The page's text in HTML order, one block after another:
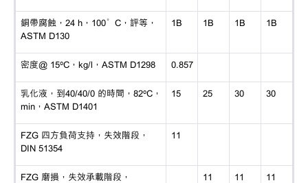
銅帶腐蝕， 24 h，100°C，評等，
ASTM D130
1B 1B 1B 1B
密度@ 15ºC，kg/l，ASTM D1298 0.857
乳化液，到40/40/0 的時間，82ºC，
min，ASTM D1401
15 25 30 30
FZG 四方負荷支持，失效階段，
DIN 51354
11
FZG 磨損，失效承載階段，
11 11 11